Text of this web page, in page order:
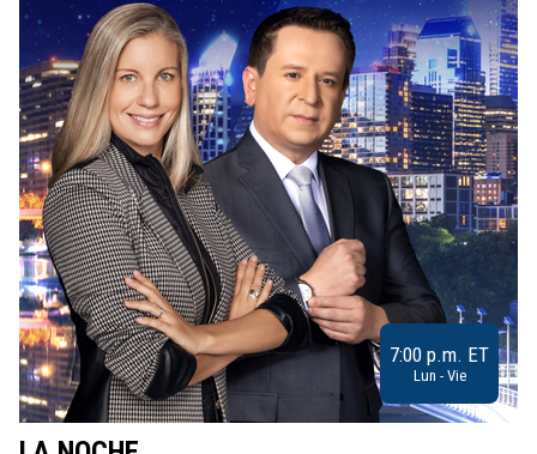
7:00 p.m. ET
Lun - Vie